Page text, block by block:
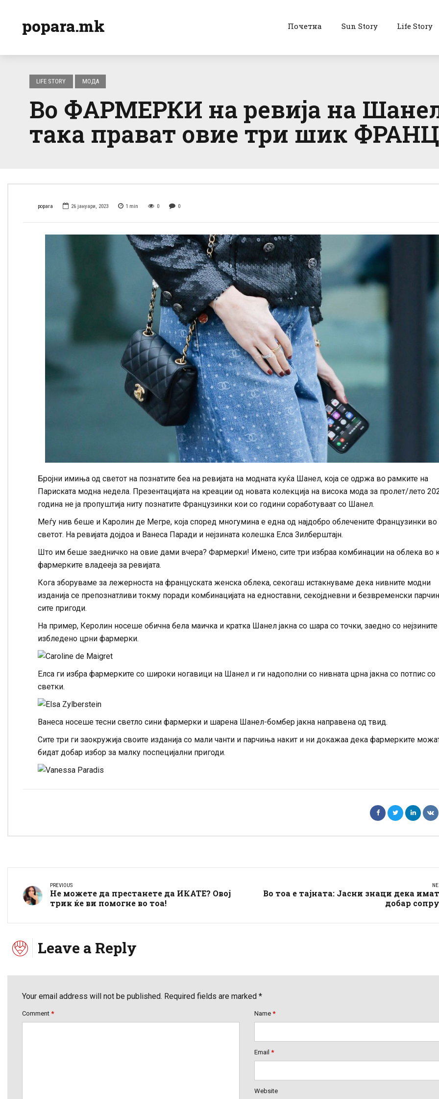
popara.mk Почетна Sun Story Life Story
LIFE STORY МОДА
Во ФАРМЕРКИ на ревија на
така прават овие три шик
popara 26 јануари, 2023 1 min 0 0
Бројни имиња од светот на познатите беа на ревијата на модната куќа Шанел, која се одржа во рамките на
Париската модна недела. Презентацијата на креации од новата колекција на висока мода за пролет/лето
година не ја пропуштија ниту познатите Французинки кои со години соработуваат со Шанел.
Меѓу нив беше и Каролин де Мегре, која според многумина е една од најдобро облечените Французинки во
светот. На ревијата дојдоа и Ванеса Паради и нејзината колешка Елса Зилберштајн.
Што им беше заедничко на овие дами вчера? Фармерки! Имено, сите три избраа комбинации на облека во
фармерките владееја за ревијата.
Кога зборуваме за лежерноста на француската женска облека, секогаш истакнуваме дека нивните модни
изданија се препознатливи токму поради комбинацијата на едноставни, секојдневни и безвременски
сите пригоди.
На пример, Керолин носеше обична бела маичка и кратка Шанел јакна со шара со точки, заедно со нејзините
избледено црни фармерки.
Елса ги избра фармерките со широки ногавици на Шанел и ги надополни со нивната црна јакна со потпис со
светки.
Ванеса носеше тесни светло сини фармерки и шарена Шанел-бомбер јакна направена од твид.
Сите три ги заокружија своите изданија со мали чанти и парчиња накит и ни докажаа дека фармерките
бидат добар избор за малку поспецијални пригоди.
PREVIOUS
Не можете да престанете да ИКАТЕ? Овој
трик ќе ви помогне во тоа!
Во тоа е тајната: Јасни знаци дека
добар
Leave a Reply
Your email address will not be published. Required fields are marked *
Comment * Name *
Email *
Website